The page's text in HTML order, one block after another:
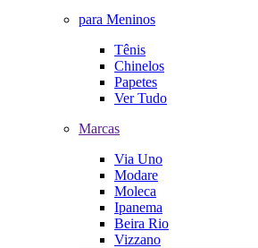
para Meninos
Tênis
Chinelos
Papetes
Ver Tudo
Marcas
Via Uno
Modare
Moleca
Ipanema
Beira Rio
Vizzano